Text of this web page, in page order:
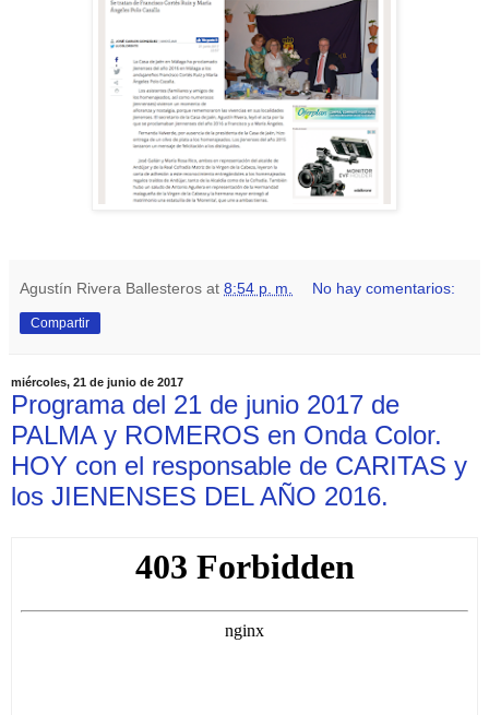
Agustín Rivera Ballesteros at 8:54 p. m. No hay comentarios:
Compartir
miércoles, 21 de junio de 2017
Programa del 21 de junio 2017 de
PALMA y ROMEROS en Onda Color.
HOY con el responsable de CARITAS y
los JIENENSES DEL AÑO 2016.